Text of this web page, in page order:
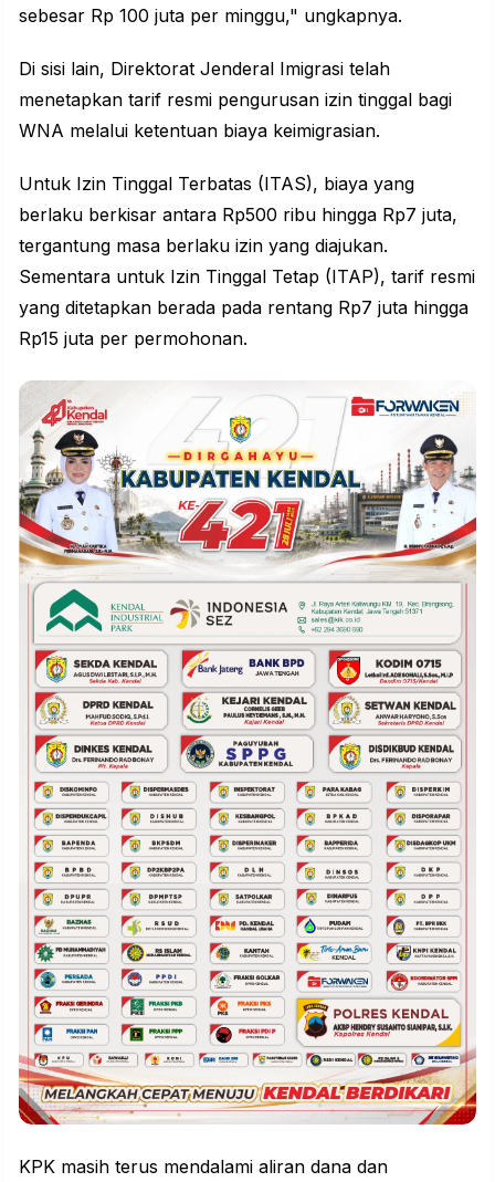
sebesar Rp 100 juta per minggu," ungkapnya.
Di sisi lain, Direktorat Jenderal Imigrasi telah
menetapkan tarif resmi pengurusan izin tinggal bagi
WNA melalui ketentuan biaya keimigrasian.
Untuk Izin Tinggal Terbatas (ITAS), biaya yang
berlaku berkisar antara Rp500 ribu hingga Rp7 juta,
tergantung masa berlaku izin yang diajukan.
Sementara untuk Izin Tinggal Tetap (ITAP), tarif resmi
yang ditetapkan berada pada rentang Rp7 juta hingga
Rp15 juta per permohonan.
KPK masih terus mendalami aliran dana dan